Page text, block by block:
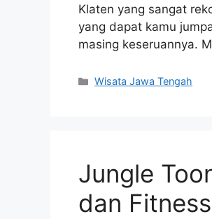
Klaten yang sangat
yang dapat kamu
masing keseruannya.
Categories
Wisata Jawa Tengah
Jungle
dan